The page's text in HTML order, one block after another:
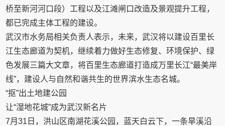
桥至新河河口段）工程以及江滩闸口改造及景观提升工程，
都已完成主体工程的建设。
武汉市水务局相关负责人表示，未来，武汉将以建设百里长
江生态廊道为契机，继续着力做好生态修复、环境保护、绿
色发展三篇大文章，将百里生态廊道打造成万里长江“最美岸
线”，建设人与自然和谐共生的世界滨水生态名城。
“抠”出土地建公园
让“湿地花城”成为武汉新名片
7月31日，洪山区南湖花溪公园，蓝天白云下，一条旱溪沿